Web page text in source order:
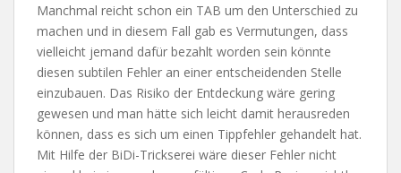
Manchmal reicht schon ein TAB um den Unterschied zu
machen und in diesem Fall gab es Vermutungen, dass
vielleicht jemand dafür bezahlt worden sein könnte
diesen subtilen Fehler an einer entscheidenden Stelle
einzubauen. Das Risiko der Entdeckung wäre gering
gewesen und man hätte sich leicht damit herausreden
können, dass es sich um einen Tippfehler gehandelt hat.
Mit Hilfe der BiDi-Trickserei wäre dieser Fehler nicht